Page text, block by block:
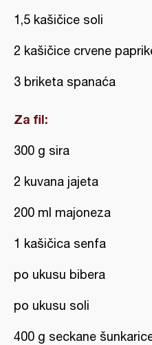
1,5 kašičice soli
2 kašičice crvene
3 briketa spanaća
Za fil:
300 g sira
2 kuvana jajeta
200 ml majoneza
1 kašičica senfa
po ukusu bibera
po ukusu soli
400 g seckane